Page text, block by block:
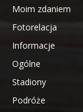
Moim zdaniem
Fotorelacja
Informacje
Ogólne
Stadiony
Podróże